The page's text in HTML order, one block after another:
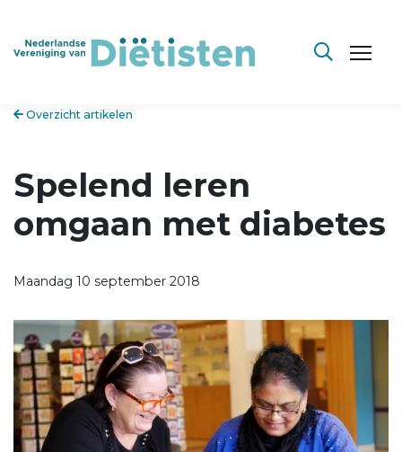
Overzicht artikelen
Spelend leren
omgaan met diabetes
Maandag 10 september 2018